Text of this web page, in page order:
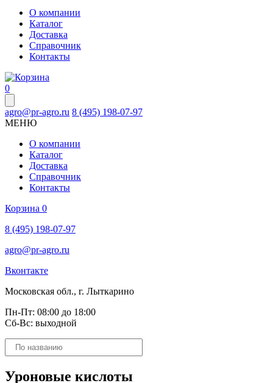
О компании
Каталог
Доставка
Справочник
Контакты
0
agro@pr-agro.ru 8 (495) 198-07-97
МЕНЮ
О компании
Каталог
Доставка
Справочник
Контакты
Корзина 0
8 (495) 198-07-97
agro@pr-agro.ru
Вконтакте
Московская обл., г. Лыткарино
Пн-Пт: 08:00 до 18:00
Сб-Вс: выходной
Поиск
товаров
Уроновые кислоты